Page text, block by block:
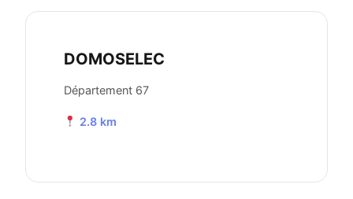
DOMOSELEC
Département 67
2.8 km